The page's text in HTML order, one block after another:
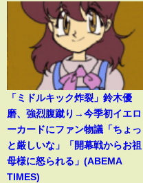
「ミドルキック炸裂」鈴木優
磨、強烈腹蹴り→今季初イエロ
ーカードにファン物議「ちょっ
と厳しいな」「開幕戦からお祖
母様に怒られる」(ABEMA
TIMES)